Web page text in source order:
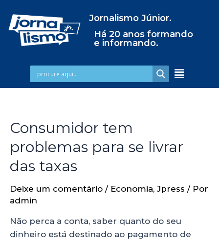
Jornalismo Júnior.
Há 20 anos formando
e informando.
Consumidor tem
problemas para se livrar
das taxas
Deixe um comentário / Economia,Jpress / Por
admin
Não perca a conta, saber quanto do seu
dinheiro está destinado ao pagamento de